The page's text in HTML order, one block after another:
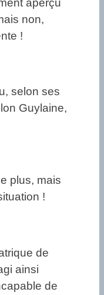
aperçu
non,
!
selon ses
Guylaine,
plus, mais
!
de
ainsi
de